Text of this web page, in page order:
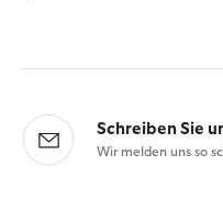
Schreiben Sie
Wir melden uns so